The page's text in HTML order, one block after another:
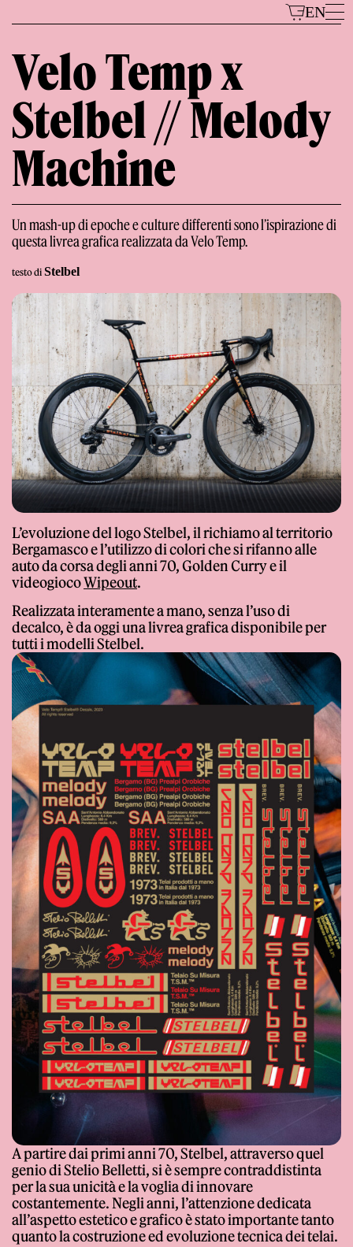
EN
Modelli
Giornale
Shop
Stelbel un marchio registrato di Cicli Corsa S.r.l.
Partita IVA IT02445060185
Velo Temp x
Stelbel // Melody
Machine
Un mash-up di epoche e culture differenti sono l’ispirazione di
questa livrea grafica realizzata da Velo Temp.
testo di Stelbel
L’evoluzione del logo Stelbel, il richiamo al territorio
Bergamasco e l’utilizzo di colori che si rifanno alle
auto da corsa degli anni 70, Golden Curry e il
videogiocoWipeout.
Realizzata interamente a mano, senza l’uso di
decalco, è da oggi una livrea grafica disponibile per
tutti i modelli Stelbel.
A partire dai primi anni 70, Stelbel, attraverso quel
genio di Stelio Belletti, si è sempre contraddistinta
per la sua unicità e la voglia di innovare
costantemente. Negli anni, l’attenzione dedicata
all’aspetto estetico e grafico è stato importante tanto
quanto la costruzione ed evoluzione tecnica dei telai.